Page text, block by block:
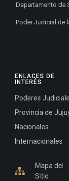
ENLACES DE
INTERÉS
Poderes
Provincia de
Nacionales
Internacionales
Mapa del
Sitio
Departamento de
Poder Judicial de